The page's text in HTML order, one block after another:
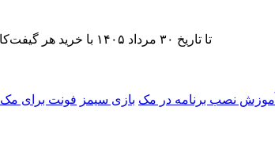
تا تاریخ ۳۰ مرداد ۱۴۰۵ با خرید هر گیفت‌کارت، ۲۰ درصد تخفیف اشتراک اپ‌استور مک نید را دریافت کنید.
آموزش نصب برنامه در مک بازی سیمز فونت برای مک